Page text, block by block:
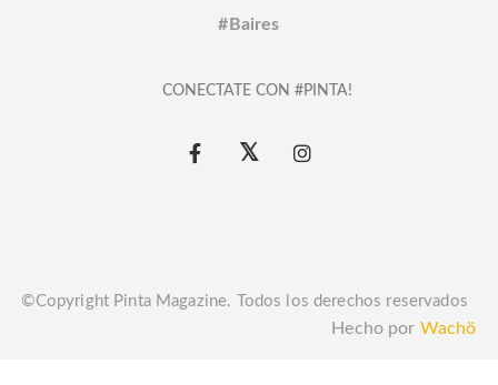
#Baires
CONECTATE CON #PINTA!
©Copyright Pinta Magazine. Todos los derechos reservados
Hecho por Wachö